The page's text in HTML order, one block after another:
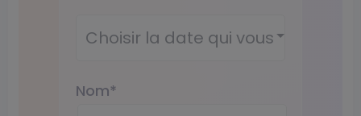
Wébinaire*
Nom*